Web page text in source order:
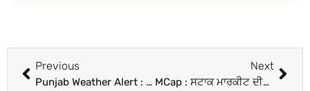
Previous
Punjab Weather Alert : ਅਗਲੇ ਇਕ ਹਫ਼ਤੇ ਤਕ ਪੈਣਗੇ ਕੋਹਰਾ ਤੇ ਧੁੰਦ ! ਪੜ੍ਹੋ ਮੌਸਮ ਵਿਭਾਗ ਵੱਲੋਂ ਜਾਰੀ ਤਾਜ਼ਾ ਅਪਡੇਟ
Next
MCap : ਸਟਾਕ ਮਾਰਕੀਟ ਦੀਆਂ 10 ਸਭ ਤੋਂ ਕੀਮਤੀ ਕੰਪਨੀਆਂ ’ਚੋਂ 7 ਦਾ ਵਧਿਆ ਐੱਮਕੈਪ, HDFC ਬੈਂਕ ਨੂੰ ਹੋਇਆ ਸਭ ਤੋਂ ਵੱਧ ਮੁਨਾਫ਼ਾ